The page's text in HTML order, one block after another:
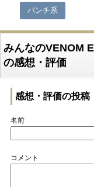
パンチ系
みんなのVENOM
の感想・評価
感想・評価の投稿
名前
コメント